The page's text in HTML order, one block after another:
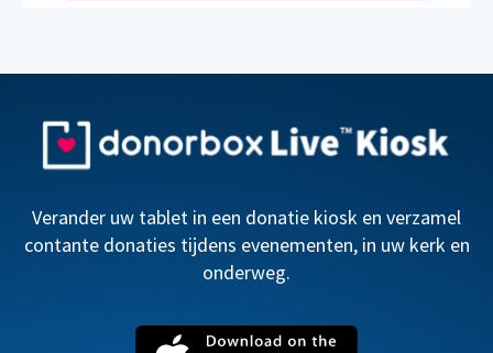
Verander uw tablet in een donatie kiosk en verzamel
contante donaties tijdens evenementen, in uw kerk en
onderweg.